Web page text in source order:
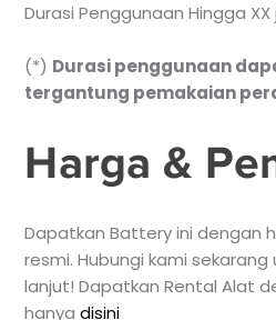
Durasi Penggunaan Hingga
(*) Durasi penggunaan
tergantung pemakaian
Harga &
Dapatkan Battery ini dengan
resmi. Hubungi kami
lanjut! Dapatkan Rental Alat
hanyadisini